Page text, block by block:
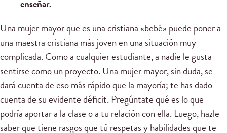
enseñar.
Una mujer mayor que es una cristiana «bebé» puede poner a
una maestra cristiana más joven en una situación muy
complicada. Como a cualquier estudiante, a nadie le gusta
sentirse como un proyecto. Una mujer mayor, sin duda, se
dará cuenta de eso más rápido que la mayoría; te has dado
cuenta de su evidente déficit. Pregúntate qué es lo que
podría aportar a la clase o a tu relación con ella. Luego, hazle
saber que tiene rasgos que tú respetas y habilidades que te